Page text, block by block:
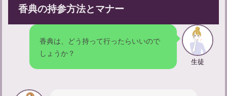
出棺の際の見送り方：適切なマナーと心構えについて
香典の持参方法とマナー
香典は、どう持って行ったらいいので
しょうか？
生徒